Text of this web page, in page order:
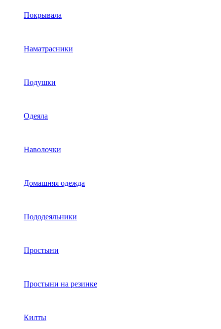
Покрывала
Наматрасники
Подушки
Одеяла
Наволочки
Домашняя одежда
Пододеяльники
Простыни
Простыни на резинке
Килты